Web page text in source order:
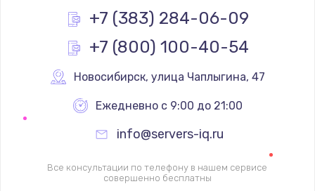
+7 (383) 284-06-09
+7 (800) 100-40-54
Новосибирск, улица Чаплыгина, 47
Ежедневно с 9:00 до 21:00
info@servers-iq.ru
Все консультации по телефону в нашем сервисе
совершенно бесплатны